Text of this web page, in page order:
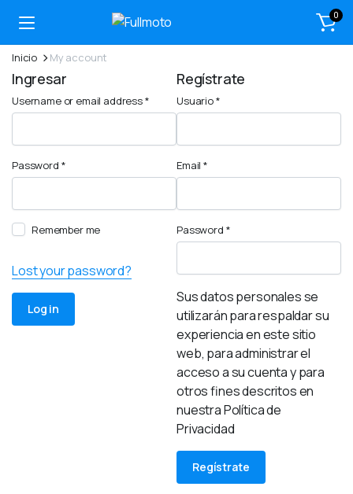
0
Inicio My account
Ingresar
Username or email address*Required
Password *Required
Remember me
Lost your password?
Log in
Regístrate
Usuario*blonwe
Email*Required
Password *Obligatorio
Sus datos personales se
utilizarán para respaldar su
experiencia en este sitio
web, para administrar el
acceso a su cuenta y para
otros fines descritos en
nuestra Política de
Privacidad
Regístrate